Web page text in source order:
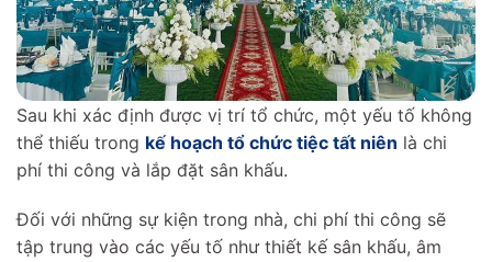
Sau khi xác định được vị trí tổ chức, một yếu tố không
thể thiếu trong kế hoạch tổ chức tiệc tất niên là chi
phí thi công và lắp đặt sân khấu.
Đối với những sự kiện trong nhà, chi phí thi công sẽ
tập trung vào các yếu tố như thiết kế sân khấu, âm